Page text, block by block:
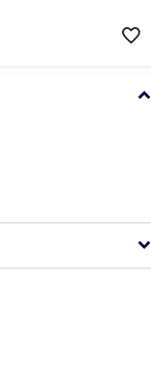
keyboard_arrow_down
keyboard_arrow_down